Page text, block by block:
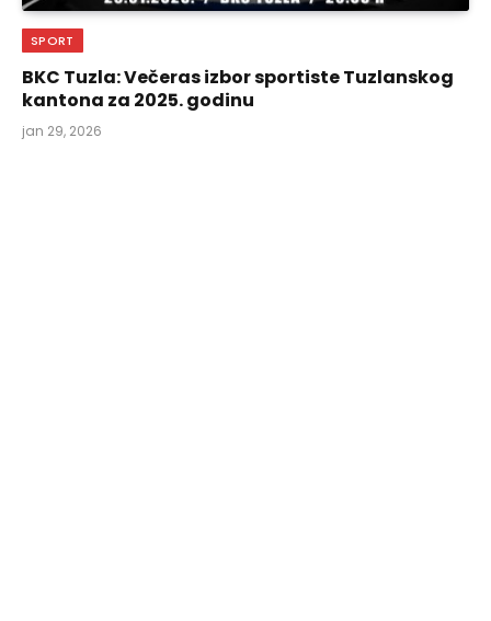
SPORT
BKC Tuzla: Večeras izbor sportiste Tuzlanskog
kantona za 2025. godinu
jan 29, 2026